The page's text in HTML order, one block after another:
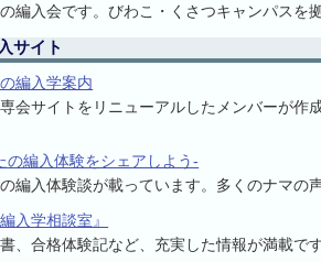
編入会です。びわこ・くさつキャンパスを
サイト
編入学案内
会サイトをリニューアルしたメンバーが作
の編入体験をシェアしよう-
編入体験談が載っています。多くのナマの
入学相談室』
、合格体験記など、充実した情報が満載です